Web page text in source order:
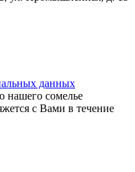
данных
нашего сомелье
с Вами в течение